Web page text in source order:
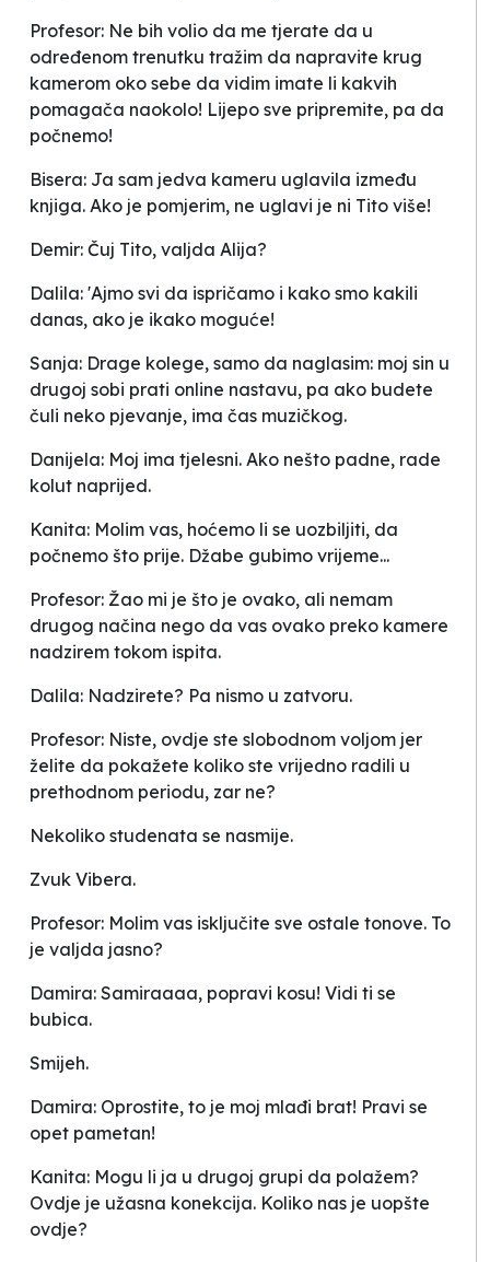
Profesor: Ne bih volio da me tjerate da u
određenom trenutku tražim da napravite krug
kamerom oko sebe da vidim imate li kakvih
pomagača naokolo! Lijepo sve pripremite, pa da
počnemo!
Bisera: Ja sam jedva kameru uglavila između
knjiga. Ako je pomjerim, ne uglavi je ni Tito više!
Demir: Čuj Tito, valjda Alija?
Dalila: 'Ajmo svi da ispričamo i kako smo kakili
danas, ako je ikako moguće!
Sanja: Drage kolege, samo da naglasim: moj sin u
drugoj sobi prati online nastavu, pa ako budete
čuli neko pjevanje, ima čas muzičkog.
Danijela: Moj ima tjelesni. Ako nešto padne, rade
kolut naprijed.
Kanita: Molim vas, hoćemo li se uozbiljiti, da
počnemo što prije. Džabe gubimo vrijeme...
Profesor: Žao mi je što je ovako, ali nemam
drugog načina nego da vas ovako preko kamere
nadzirem tokom ispita.
Dalila: Nadzirete? Pa nismo u zatvoru.
Profesor: Niste, ovdje ste slobodnom voljom jer
želite da pokažete koliko ste vrijedno radili u
prethodnom periodu, zar ne?
Nekoliko studenata se nasmije.
Zvuk Vibera.
Profesor: Molim vas isključite sve ostale tonove. To
je valjda jasno?
Damira: Samiraaaa, popravi kosu! Vidi ti se
bubica.
Smijeh.
Damira: Oprostite, to je moj mlađi brat! Pravi se
opet pametan!
Kanita: Mogu li ja u drugoj grupi da polažem?
Ovdje je užasna konekcija. Koliko nas je uopšte
ovdje?